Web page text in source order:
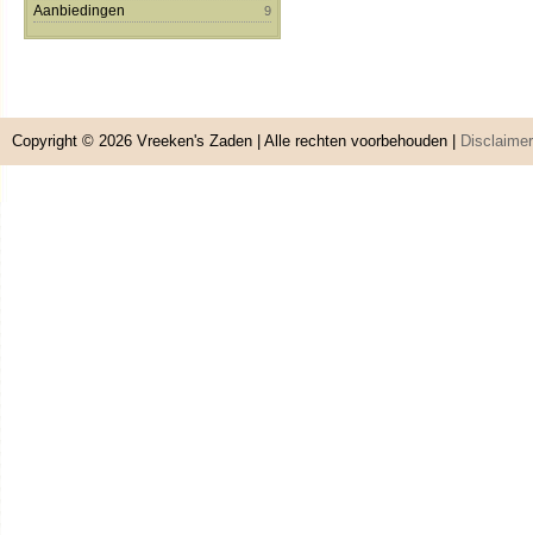
Aanbiedingen 9
Copyright © 2026 Vreeken's Zaden | Alle rechten voorbehouden | Disclaimer